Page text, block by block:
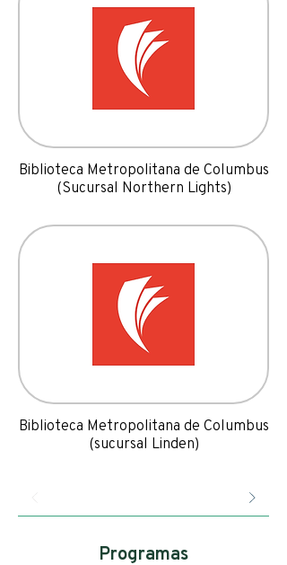
Biblioteca Metropolitana de Columbus
(Sucursal Northern Lights)
Biblioteca Metropolitana de Columbus
(sucursal Linden)
Programas